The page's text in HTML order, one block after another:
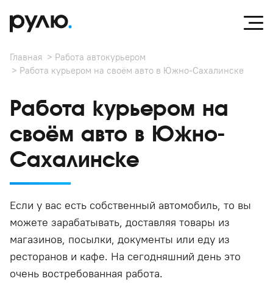
Главная
Работа автокурьером
Работа курьером на своём авто в Южно-Сахалинске
Работа курьером на
своём авто в Южно-
Сахалинске
Если у вас есть собственный автомобиль, то вы
можете зарабатывать, доставляя товары из
магазинов, посылки, документы или еду из
ресторанов и кафе. На сегодняшний день это
очень востребованная работа.